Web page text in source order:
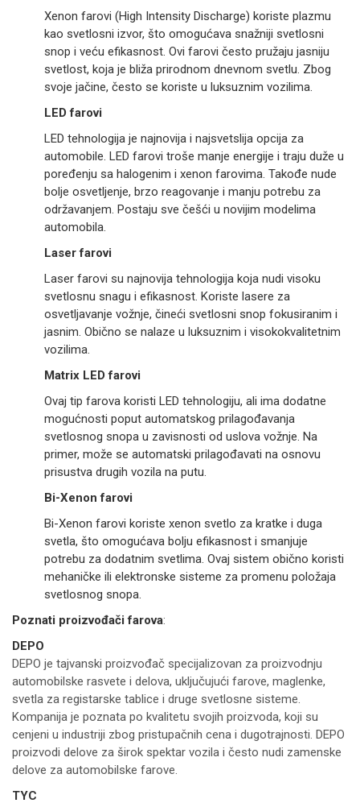
Xenon farovi (High Intensity Discharge) koriste plazmu
kao svetlosni izvor, što omogućava snažniji svetlosni
snop i veću efikasnost. Ovi farovi često pružaju jasniju
svetlost, koja je bliža prirodnom dnevnom svetlu. Zbog
svoje jačine, često se koriste u luksuznim vozilima.
LED farovi
LED tehnologija je najnovija i najsvetslija opcija za
automobile. LED farovi troše manje energije i traju duže u
poređenju sa halogenim i xenon farovima. Takođe nude
bolje osvetljenje, brzo reagovanje i manju potrebu za
održavanjem. Postaju sve češći u novijim modelima
automobila.
Laser farovi
Laser farovi su najnovija tehnologija koja nudi visoku
svetlosnu snagu i efikasnost. Koriste lasere za
osvetljavanje vožnje, čineći svetlosni snop fokusiranim i
jasnim. Obično se nalaze u luksuznim i visokokvalitetnim
vozilima.
Matrix LED farovi
Ovaj tip farova koristi LED tehnologiju, ali ima dodatne
mogućnosti poput automatskog prilagođavanja
svetlosnog snopa u zavisnosti od uslova vožnje. Na
primer, može se automatski prilagođavati na osnovu
prisustva drugih vozila na putu.
Bi-Xenon farovi
Bi-Xenon farovi koriste xenon svetlo za kratke i duga
svetla, što omogućava bolju efikasnost i smanjuje
potrebu za dodatnim svetlima. Ovaj sistem obično koristi
mehaničke ili elektronske sisteme za promenu položaja
svetlosnog snopa.
Poznati proizvođači farova:
DEPO
DEPO je tajvanski proizvođač specijalizovan za proizvodnju
automobilske rasvete i delova, uključujući farove, maglenke,
svetla za registarske tablice i druge svetlosne sisteme.
Kompanija je poznata po kvalitetu svojih proizvoda, koji su
cenjeni u industriji zbog pristupačnih cena i dugotrajnosti. DEPO
proizvodi delove za širok spektar vozila i često nudi zamenske
delove za automobilske farove.
TYC